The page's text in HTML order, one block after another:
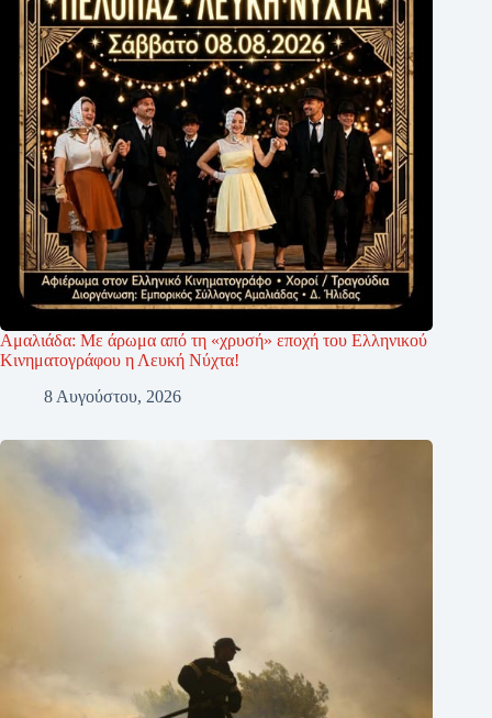
Αμαλιάδα: Με άρωμα από τη «χρυσή» εποχή του Ελληνικού
Κινηματογράφου η Λευκή Νύχτα!
8 Αυγούστου, 2026